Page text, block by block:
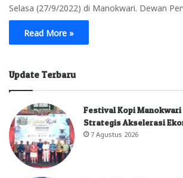
Selasa (27/9/2022) di Manokwari. Dewan
Read More »
Update Terbaru
Festival Kopi Manokwari
Strategis Akselerasi
7 Agustus 2026